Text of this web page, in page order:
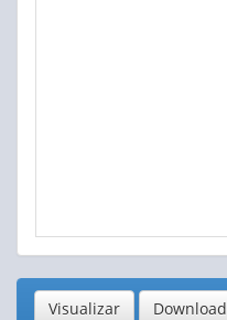
Visualizar Download